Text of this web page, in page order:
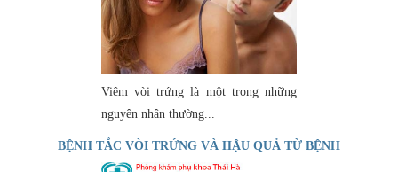
Viêm vòi trứng là một trong những
nguyên nhân thường...
BỆNH TẮC VÒI TRỨNG VÀ HẬU QUẢ TỪ BỆNH